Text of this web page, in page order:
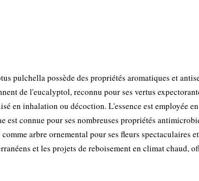
pulchella possède des propriétés aromatiques et
de l'eucalyptol, reconnu pour ses vertus
en inhalation ou décoction. L'essence est employée
est connue pour ses nombreuses propriétés
arbre ornemental pour ses fleurs spectaculaires
et les projets de reboisement en climat chaud,